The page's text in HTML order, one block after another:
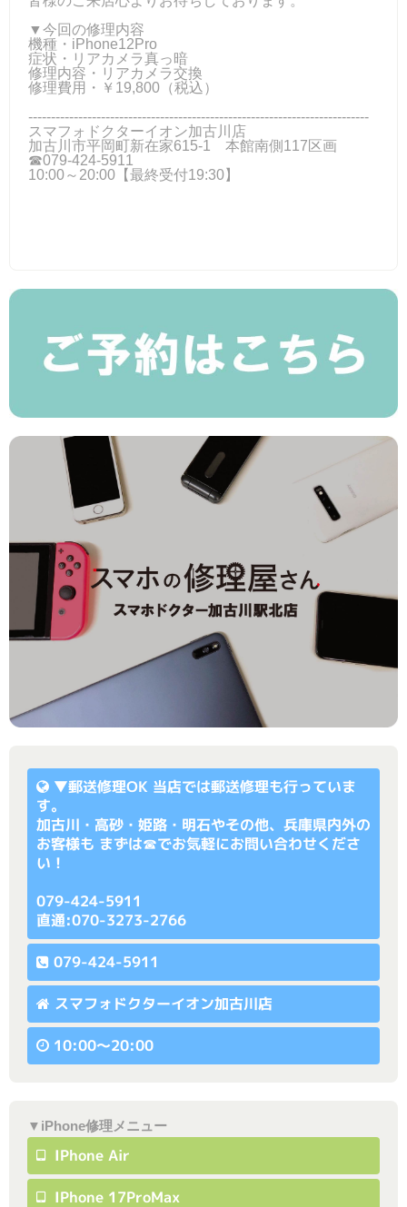
▼今回の修理内容
機種・iPhone12Pro
症状・リアカメラ真っ暗
修理内容・リアカメラ交換
修理費用・￥19,800（税込）
---------------------------------------------------------------------------
スマフォドクターイオン加古川店
加古川市平岡町新在家615-1 本館南側117区画
☎079-424‐5911
10:00～20:00【最終受付19:30】
▼郵送修理OK 当店では郵送修理も行っていま
す。
加古川・高砂・姫路・明石やその他、兵庫県内外の
お客様も まずは☎でお気軽にお問い合わせくださ
い！
079-424-5911
直通:070-3273-2766
079-424-5911
スマフォドクターイオン加古川店
10:00〜20:00
▼iPhone修理メニュー
IPhone Air
IPhone 17ProMax